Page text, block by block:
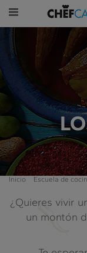
Inicio Escuela de
¿Quieres vivir
un montón